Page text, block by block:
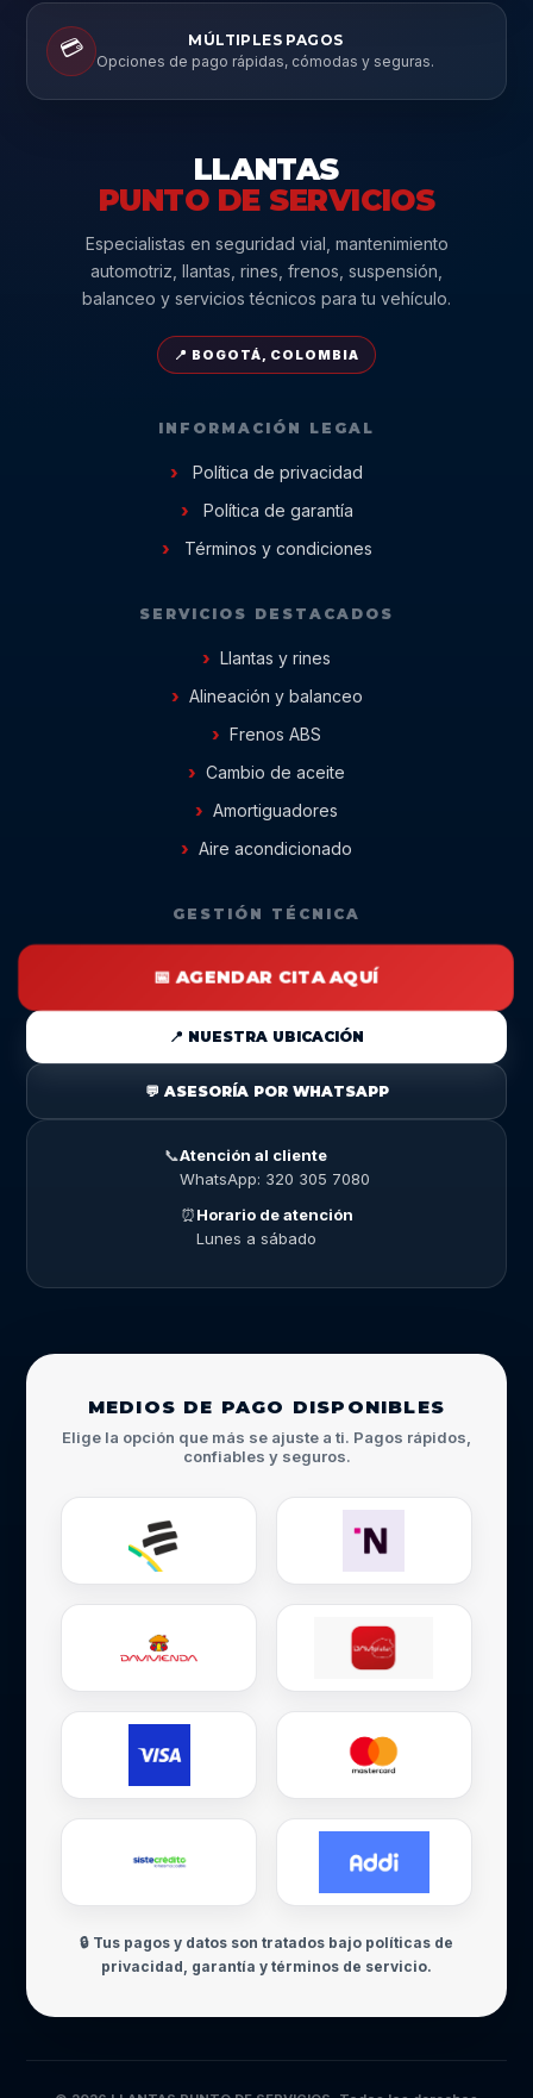
💳
MÚLTIPLES PAGOS
Opciones de pago rápidas, cómodas y seguras.
LLANTAS
PUNTO DE SERVICIOS
Especialistas en seguridad vial, mantenimiento
automotriz, llantas, rines, frenos, suspensión,
balanceo y servicios técnicos para tu vehículo.
📍 BOGOTÁ, COLOMBIA
INFORMACIÓN LEGAL
Política de privacidad
Política de garantía
Términos y condiciones
SERVICIOS DESTACADOS
Llantas y rines
Alineación y balanceo
Frenos ABS
Cambio de aceite
Amortiguadores
Aire acondicionado
GESTIÓN TÉCNICA
📅 AGENDAR CITA AQUÍ
📍 NUESTRA UBICACIÓN
💬 ASESORÍA POR WHATSAPP
📞Atención al cliente
WhatsApp: 320 305 7080
⏰Horario de atención
Lunes a sábado
MEDIOS DE PAGO DISPONIBLES
Elige la opción que más se ajuste a ti. Pagos rápidos,
confiables y seguros.
🔒 Tus pagos y datos son tratados bajo políticas de
privacidad, garantía y términos de servicio.